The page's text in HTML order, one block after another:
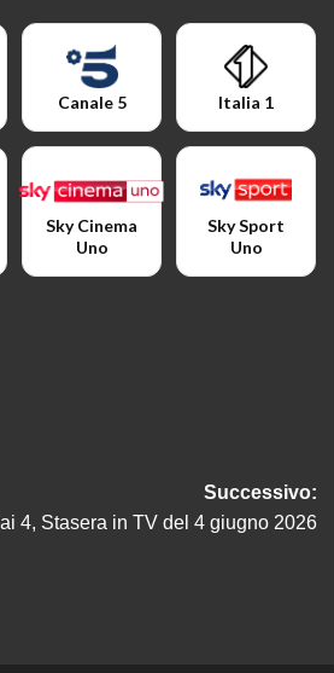
Canale 5 Italia 1
Sky Cinema
Uno
Sky Sport
Uno
Successivo:
4, Stasera in TV del 4 giugno 2026